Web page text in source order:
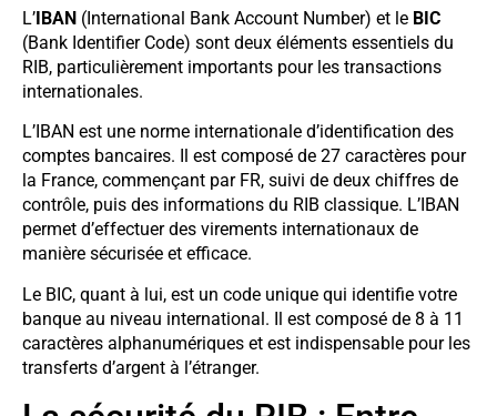
L’IBAN (International Bank Account Number) et le BIC
(Bank Identifier Code) sont deux éléments essentiels du
RIB, particulièrement importants pour les transactions
internationales.
L’IBAN est une norme internationale d’identification des
comptes bancaires. Il est composé de 27 caractères pour
la France, commençant par FR, suivi de deux chiffres de
contrôle, puis des informations du RIB classique. L’IBAN
permet d’effectuer des virements internationaux de
manière sécurisée et efficace.
Le BIC, quant à lui, est un code unique qui identifie votre
banque au niveau international. Il est composé de 8 à 11
caractères alphanumériques et est indispensable pour les
transferts d’argent à l’étranger.